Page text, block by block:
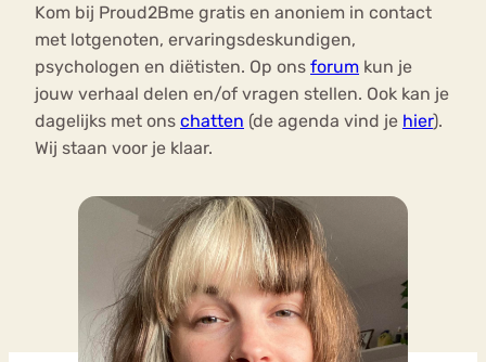
Kom bij Proud2Bme gratis en anoniem in contact
met lotgenoten, ervaringsdeskundigen,
psychologen en diëtisten. Op ons forum kun je
jouw verhaal delen en/of vragen stellen. Ook kan je
dagelijks met ons chatten (de agenda vind je hier).
Wij staan voor je klaar.